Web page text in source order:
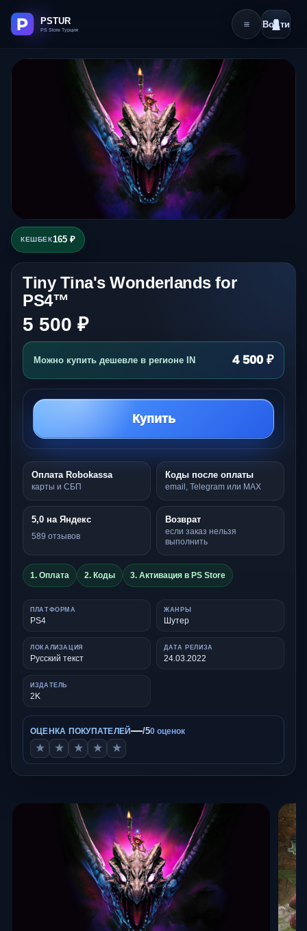
Войти
КЕШБЕК165 ₽
Tiny Tina's Wonderlands for
PS4™
5 500 ₽
Можно купить дешевле в регионе IN 4 500 ₽
Купить
Оплата Robokassa
карты и СБП
Коды после оплаты
email, Telegram или MAX
5,0 на Яндекс
589 отзывов
Возврат
если заказ нельзя
выполнить
1. Оплата 2. Коды 3. Активация в PS Store
ПЛАТФОРМА
PS4
ЖАНРЫ
Шутер
ЛОКАЛИЗАЦИЯ
Русский текст
ДАТА РЕЛИЗА
24.03.2022
ИЗДАТЕЛЬ
2K
ОЦЕНКА ПОКУПАТЕЛЕЙ—/50 оценок
★ ★ ★ ★ ★